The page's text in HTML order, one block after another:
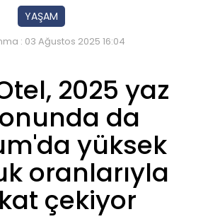
YAŞAM
: 03 Ağustos 2025 16:04
2025 yaz
da
yüksek
oranlarıyla
çekiyor